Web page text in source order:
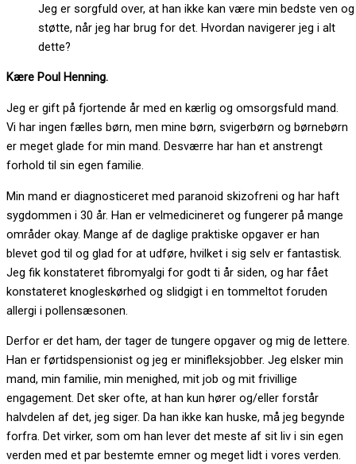
Jeg er sorgfuld over, at han ikke kan være min bedste ven og
støtte, når jeg har brug for det. Hvordan navigerer jeg i alt
dette?
Kære Poul Henning.
Jeg er gift på fjortende år med en kærlig og omsorgsfuld mand.
Vi har ingen fælles børn, men mine børn, svigerbørn og børnebørn
er meget glade for min mand. Desværre har han et anstrengt
forhold til sin egen familie.
Min mand er diagnosticeret med paranoid skizofreni og har haft
sygdommen i 30 år. Han er velmedicineret og fungerer på mange
områder okay. Mange af de daglige praktiske opgaver er han
blevet god til og glad for at udføre, hvilket i sig selv er fantastisk.
Jeg fik konstateret fibromyalgi for godt ti år siden, og har fået
konstateret knogleskørhed og slidgigt i en tommeltot foruden
allergi i pollensæsonen.
Derfor er det ham, der tager de tungere opgaver og mig de lettere.
Han er førtidspensionist og jeg er minifleksjobber. Jeg elsker min
mand, min familie, min menighed, mit job og mit frivillige
engagement. Det sker ofte, at han kun hører og/eller forstår
halvdelen af det, jeg siger. Da han ikke kan huske, må jeg begynde
forfra. Det virker, som om han lever det meste af sit liv i sin egen
verden med et par bestemte emner og meget lidt i vores verden.